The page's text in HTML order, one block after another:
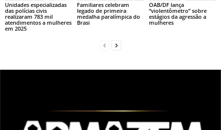
Unidades especializadas
das polícias civis
realizaram 783 mil
atendimentos a mulheres
em 2025
Familiares celebram
legado de primeira
medalha paralímpica do
Brasi
OAB/DF lança
“violentômetro” sobre
estágios da agressão a
mulheres